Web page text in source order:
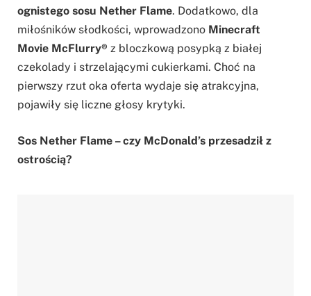
ognistego sosu Nether Flame. Dodatkowo, dla
miłośników słodkości, wprowadzono Minecraft
Movie McFlurry® z bloczkową posypką z białej
czekolady i strzelającymi cukierkami. Choć na
pierwszy rzut oka oferta wydaje się atrakcyjna,
pojawiły się liczne głosy krytyki.
Sos Nether Flame – czy McDonald’s przesadził z
ostrością?